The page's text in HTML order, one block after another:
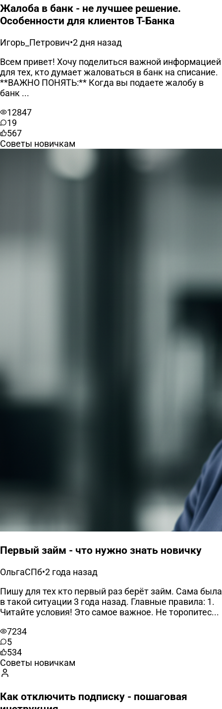
Жалоба в банк - не лучшее решение.
Особенности для клиентов Т-Банка
Игорь_Петрович•2 дня назад
Всем привет! Хочу поделиться важной информацией
для тех, кто думает жаловаться в банк на списание.
**ВАЖНО ПОНЯТЬ:** Когда вы подаете жалобу в
банк ...
12847
19
567
Советы новичкам
Первый займ - что нужно знать новичку
ОльгаСПб•2 года назад
Пишу для тех кто первый раз берёт займ. Сама была
в такой ситуации 3 года назад. Главные правила: 1.
Читайте условия! Это самое важное. Не торопитес...
7234
5
534
Советы новичкам
Как отключить подписку - пошаговая